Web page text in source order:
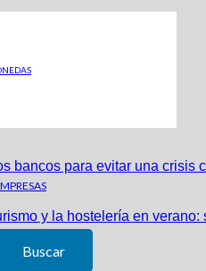
bancos para evitar una crisis
y la hostelería en